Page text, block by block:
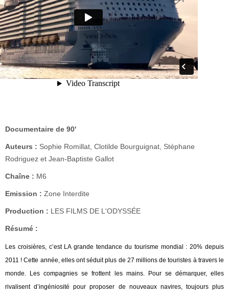
Documentaire de 90'
Auteurs : Sophie Romillat, Clotilde Bourguignat, Stéphane
Rodriguez et Jean-Baptiste Gallot
Chaîne : M6
Emission : Zone Interdite
Production : LES FILMS DE L'ODYSSÉE
Résumé :
Les croisières, c’est LA grande tendance du tourisme mondial : 20% depuis
2011 ! Cette année, elles ont séduit plus de 27 millions de touristes à travers le
monde. Les compagnies se frottent les mains. Pour se démarquer, elles
rivalisent d’ingéniosité pour proposer de nouveaux navires, toujours plus